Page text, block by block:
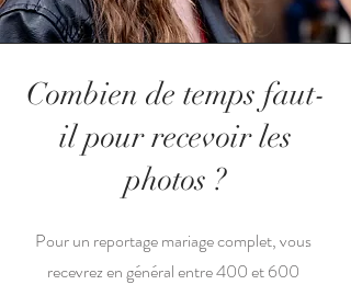
Combien de temps faut-
il pour recevoir les
photos ?
Pour un reportage mariage complet, vous
recevrez en général entre 400 et 600